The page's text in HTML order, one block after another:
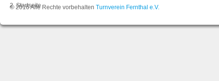
Startseite
© 2016 Alle Rechte vorbehalten Turnverein Fernthal e.V.